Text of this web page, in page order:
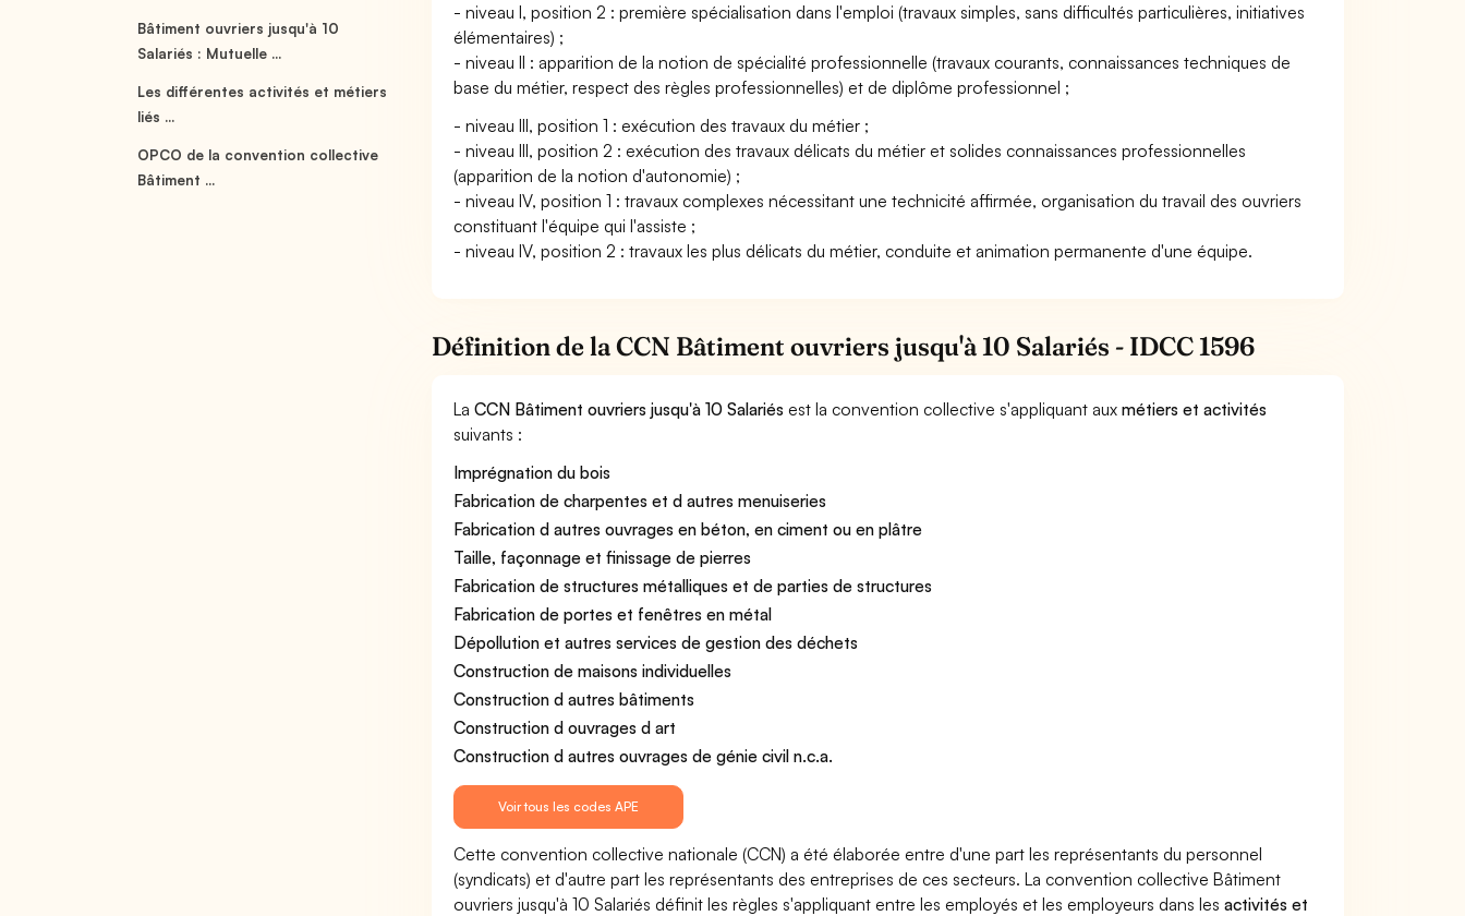
Bâtiment ouvriers jusqu'à 10
Salariés : Mutuelle ...
Les différentes activités et métiers
liés ...
OPCO de la convention collective
Bâtiment ...
- niveau I, position 2 : première spécialisation dans l'emploi (travaux simples, sans difficultés particulières, initiatives
élémentaires) ;
- niveau II : apparition de la notion de spécialité professionnelle (travaux courants, connaissances techniques de
base du métier, respect des règles professionnelles) et de diplôme professionnel ;
- niveau III, position 1 : exécution des travaux du métier ;
- niveau III, position 2 : exécution des travaux délicats du métier et solides connaissances professionnelles
(apparition de la notion d'autonomie) ;
- niveau IV, position 1 : travaux complexes nécessitant une technicité affirmée, organisation du travail des ouvriers
constituant l'équipe qui l'assiste ;
- niveau IV, position 2 : travaux les plus délicats du métier, conduite et animation permanente d'une équipe.
Définition de la CCN Bâtiment ouvriers jusqu'à 10 Salariés - IDCC 1596
LaCCN Bâtiment ouvriers jusqu'à 10 Salariés est la convention collective s'appliquant auxmétiers et activités
suivants :
Imprégnation du bois
Fabrication de charpentes et d autres menuiseries
Fabrication d autres ouvrages en béton, en ciment ou en plâtre
Taille, façonnage et finissage de pierres
Fabrication de structures métalliques et de parties de structures
Fabrication de portes et fenêtres en métal
Dépollution et autres services de gestion des déchets
Construction de maisons individuelles
Construction d autres bâtiments
Construction d ouvrages d art
Construction d autres ouvrages de génie civil n.c.a.
Voir tous les codes APE
Cette convention collective nationale (CCN) a été élaborée entre d'une part les représentants du personnel
(syndicats) et d'autre part les représentants des entreprises de ces secteurs. La convention collective Bâtiment
ouvriers jusqu'à 10 Salariés définit les règles s'appliquant entre les employés et les employeurs dans lesactivités et